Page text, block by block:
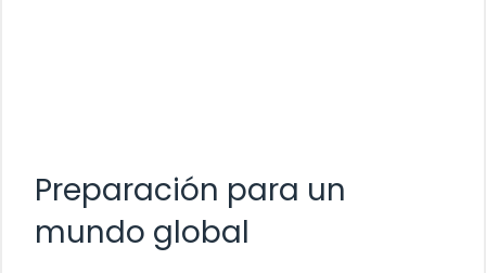
Preparación para un
mundo global